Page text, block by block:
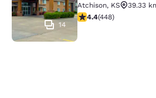
14
Atchison, KS
39.33
4.43 étoiles. Excellent.
4.4(448)